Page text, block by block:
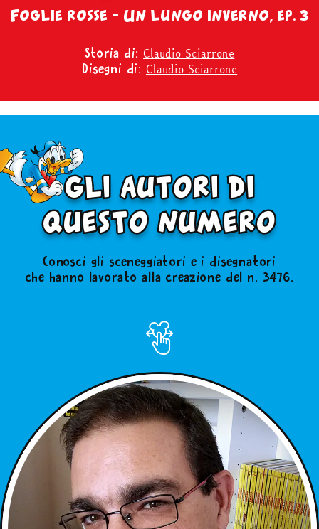
Foglie rosse – Un lungo inverno, ep. 3
Storia di: Claudio Sciarrone
Disegni di: Claudio Sciarrone
gli autori di
questo numero
Conosci gli sceneggiatori e i disegnatori
che hanno lavorato alla creazione del n. 3476.